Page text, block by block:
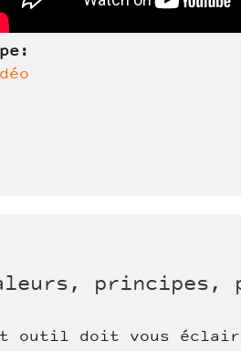
principes,
outil doit vous